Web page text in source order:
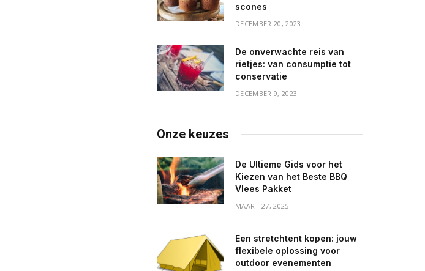
scones
DECEMBER 20, 2023
De onverwachte reis van
rietjes: van consumptie tot
conservatie
DECEMBER 9, 2023
Onze keuzes
De Ultieme Gids voor het
Kiezen van het Beste BBQ
Vlees Pakket
MAART 27, 2025
Een stretchtent kopen: jouw
flexibele oplossing voor
outdoor evenementen